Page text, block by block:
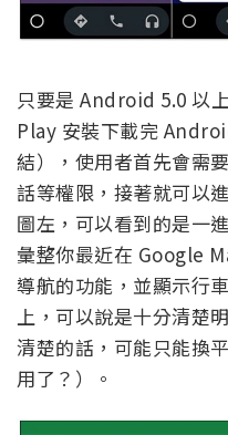
只要是 Android 5.0 以
Play 安裝下載完
結），使用者首先會需
話等權限，接著就可以
圖左，可以看到的是一
彙整你最近在 Google
導航的功能，並顯示行
上，可以說是十分清楚
清楚的話，可能只能換
用了？）。